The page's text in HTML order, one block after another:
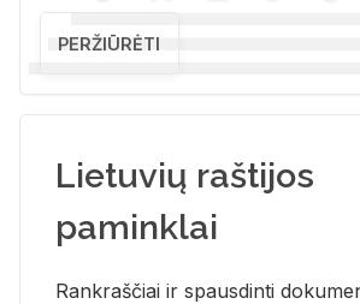
PERŽIŪRĖTI
Lietuvių raštijos
paminklai
Rank­raš­čiai ir spaus­din­ti